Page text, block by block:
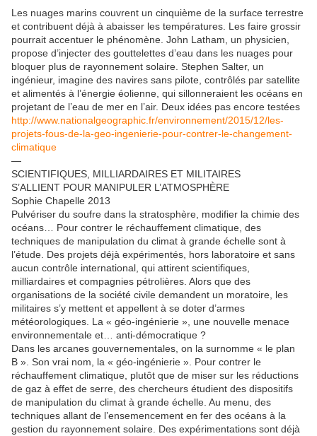
Les nuages marins couvrent un cinquième de la surface terrestre
et contribuent déjà à abaisser les températures. Les faire grossir
pourrait accentuer le phénomène. John Latham, un physicien,
propose d’injecter des gouttelettes d’eau dans les nuages pour
bloquer plus de rayonnement solaire. Stephen Salter, un
ingénieur, imagine des navires sans pilote, contrôlés par satellite
et alimentés à l’énergie éolienne, qui sillonneraient les océans en
projetant de l’eau de mer en l’air. Deux idées pas encore testées
http://www.nationalgeographic.fr/environnement/2015/12/les-
projets-fous-de-la-geo-ingenierie-pour-contrer-le-changement-
climatique
—
SCIENTIFIQUES, MILLIARDAIRES ET MILITAIRES
S’ALLIENT POUR MANIPULER L’ATMOSPHÈRE
Sophie Chapelle 2013
Pulvériser du soufre dans la stratosphère, modifier la chimie des
océans… Pour contrer le réchauffement climatique, des
techniques de manipulation du climat à grande échelle sont à
l’étude. Des projets déjà expérimentés, hors laboratoire et sans
aucun contrôle international, qui attirent scientifiques,
milliardaires et compagnies pétrolières. Alors que des
organisations de la société civile demandent un moratoire, les
militaires s’y mettent et appellent à se doter d’armes
météorologiques. La « géo-ingénierie », une nouvelle menace
environnementale et… anti-démocratique ?
Dans les arcanes gouvernementales, on la surnomme « le plan
B ». Son vrai nom, la « géo-ingénierie ». Pour contrer le
réchauffement climatique, plutôt que de miser sur les réductions
de gaz à effet de serre, des chercheurs étudient des dispositifs
de manipulation du climat à grande échelle. Au menu, des
techniques allant de l’ensemencement en fer des océans à la
gestion du rayonnement solaire. Des expérimentations sont déjà